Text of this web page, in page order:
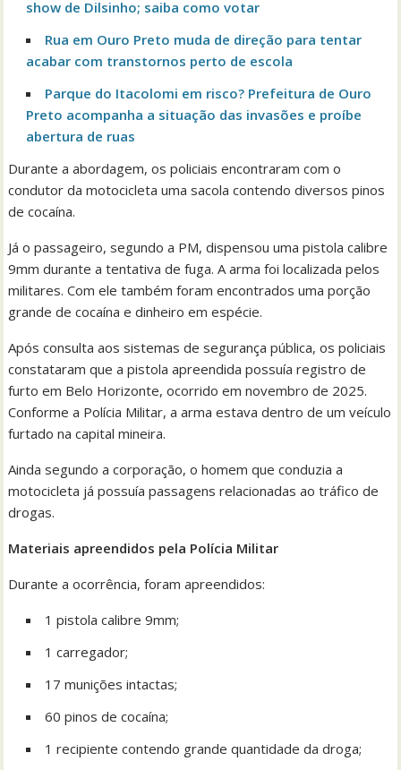
show de Dilsinho; saiba como votar
Rua em Ouro Preto muda de direção para tentar
acabar com transtornos perto de escola
Parque do Itacolomi em risco? Prefeitura de Ouro
Preto acompanha a situação das invasões e proíbe
abertura de ruas
Durante a abordagem, os policiais encontraram com o
condutor da motocicleta uma sacola contendo diversos pinos
de cocaína.
Já o passageiro, segundo a PM, dispensou uma pistola calibre
9mm durante a tentativa de fuga. A arma foi localizada pelos
militares. Com ele também foram encontrados uma porção
grande de cocaína e dinheiro em espécie.
Após consulta aos sistemas de segurança pública, os policiais
constataram que a pistola apreendida possuía registro de
furto em Belo Horizonte, ocorrido em novembro de 2025.
Conforme a Polícia Militar, a arma estava dentro de um veículo
furtado na capital mineira.
Ainda segundo a corporação, o homem que conduzia a
motocicleta já possuía passagens relacionadas ao tráfico de
drogas.
Materiais apreendidos pela Polícia Militar
Durante a ocorrência, foram apreendidos:
1 pistola calibre 9mm;
1 carregador;
17 munições intactas;
60 pinos de cocaína;
1 recipiente contendo grande quantidade da droga;